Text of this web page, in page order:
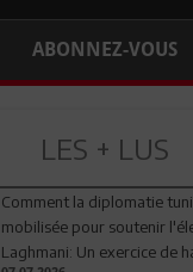
ABONNEZ-VOUS
LES + LUS
Comment la diplomatie
mobilisée pour soutenir
Laghmani: Un exercice de